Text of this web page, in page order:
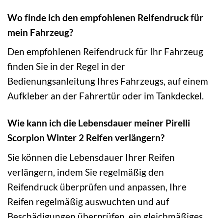
Wo finde ich den empfohlenen Reifendruck für
mein Fahrzeug?
Den empfohlenen Reifendruck für Ihr Fahrzeug
finden Sie in der Regel in der
Bedienungsanleitung Ihres Fahrzeugs, auf einem
Aufkleber an der Fahrertür oder im Tankdeckel.
Wie kann ich die Lebensdauer meiner Pirelli
Scorpion Winter 2 Reifen verlängern?
Sie können die Lebensdauer Ihrer Reifen
verlängern, indem Sie regelmäßig den
Reifendruck überprüfen und anpassen, Ihre
Reifen regelmäßig auswuchten und auf